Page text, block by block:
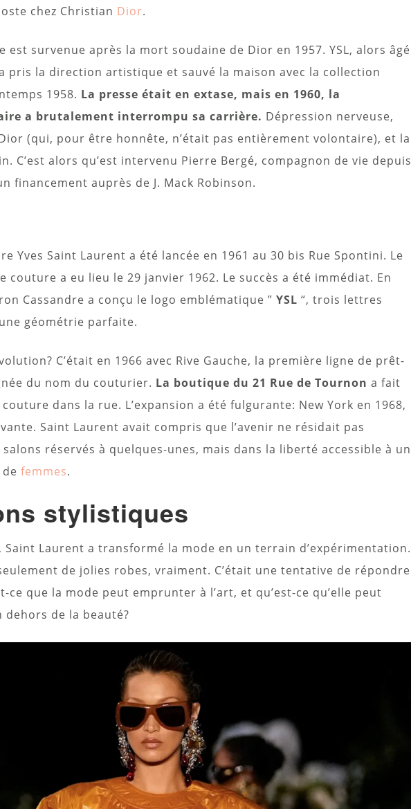
chez Christian Dior.
est survenue après la mort soudaine de Dior en 1957. YSL, alors âgé
pris la direction artistique et sauvé la maison avec la collection
1958. La presse était en extase, mais en 1960, la
a brutalement interrompu sa carrière. Dépression nerveuse,
(qui, pour être honnête, n’était pas entièrement volontaire), et la
C’est alors qu’est intervenu Pierre Bergé, compagnon de vie depuis
financement auprès de J. Mack Robinson.
Yves Saint Laurent a été lancée en 1961 au 30 bis Rue Spontini. Le
couture a eu lieu le 29 janvier 1962. Le succès a été immédiat. En
Cassandre a conçu le logo emblématique ” YSL “, trois lettres
géométrie parfaite.
C’était en 1966 avec Rive Gauche, la première ligne de prêt-
du nom du couturier. La boutique du 21 Rue de Tournon a fait
dans la rue. L’expansion a été fulgurante: New York en 1968,
Saint Laurent avait compris que l’avenir ne résidait pas
réservés à quelques-unes, mais dans la liberté accessible à un
femmes.
stylistiques
Saint Laurent a transformé la mode en un terrain d’expérimentation.
de jolies robes, vraiment. C’était une tentative de répondre
ce que la mode peut emprunter à l’art, et qu’est-ce qu’elle peut
de la beauté?